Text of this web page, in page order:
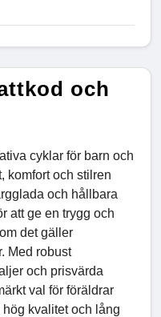
och
cyklar för barn och
komfort och stilren
och hållbara
att ge en trygg och
det gäller
Med robust
och prisvärda
val för föräldrar
kvalitet och lång